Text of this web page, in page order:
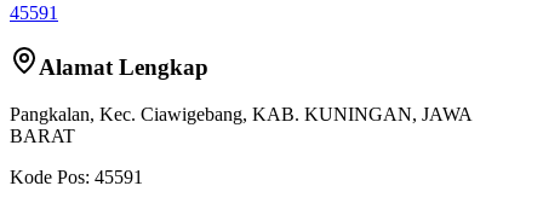
45591
Alamat Lengkap
Pangkalan, Kec. Ciawigebang, KAB. KUNINGAN, JAWA
BARAT
Kode Pos: 45591